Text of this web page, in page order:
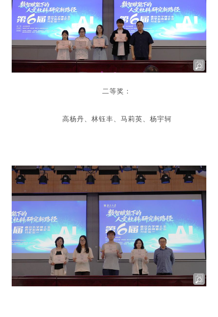
二等奖：
高杨丹、林钰丰、马莉英、杨宇轲